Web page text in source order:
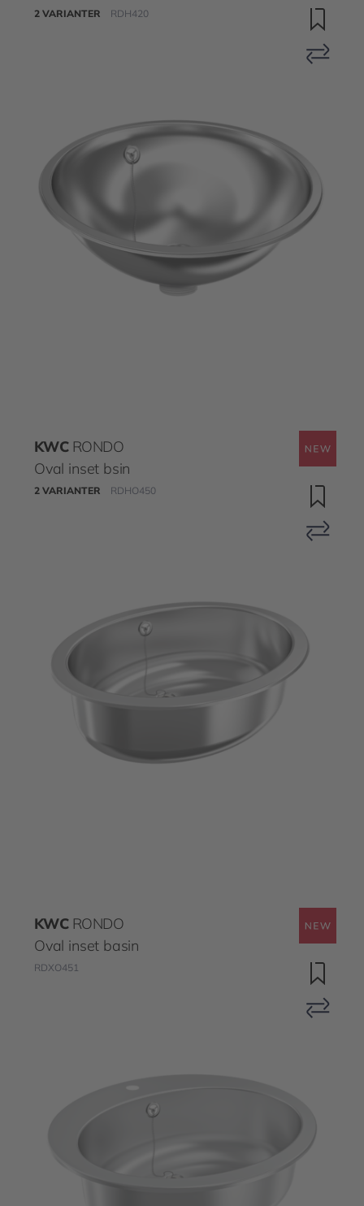
2 VARIANTER RDH420
KWC RONDO
Oval inset bsin
2 VARIANTER RDHO450
KWC RONDO
Oval inset basin
RDXO451